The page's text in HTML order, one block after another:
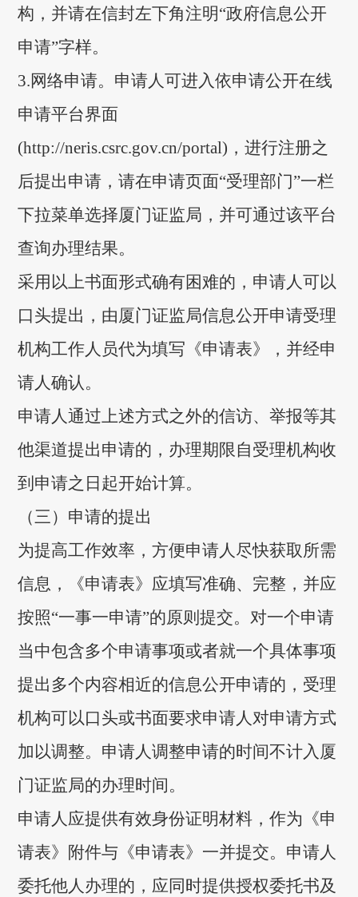
构，并请在信封左下角注明“政府信息公开
申请”字样。
3.网络申请。申请人可进入依申请公开在线
申请平台界面
(http://neris.csrc.gov.cn/portal)，进行注册之
后提出申请 ，请在申请页面“受理部门”一栏
下拉菜单选择厦门证监局， 并可通过该平台
查询办理结果。
采用以上书面形式确有困难的，申请人可以
口头提出，由厦门证监局信息公开申请受理
机构工作人员代为填写《申请表》，并经申
请人确认。
申请人通过上述方式之外的信访、举报等其
他渠道提出申请的，办理期限自受理机构收
到申请之日起开始计算。
（三）申请的提出
为提高工作效率，方便申请人尽快获取所需
信息，《申请表》应填写准确、完整，并应
按照“一事一申请”的原则提交。对一个申请
当中包含多个申请事项或者就一个具体事项
提出多个内容相近的信息公开申请的，受理
机构可以口头或书面要求申请人对申请方式
加以调整。申请人调整申请的时间不计入厦
门证监局的办理时间。
申请人应提供有效身份证明材料，作为《申
请表》附件与《申请表》一并提交。申请人
委托他人办理的，应同时提供授权委托书及